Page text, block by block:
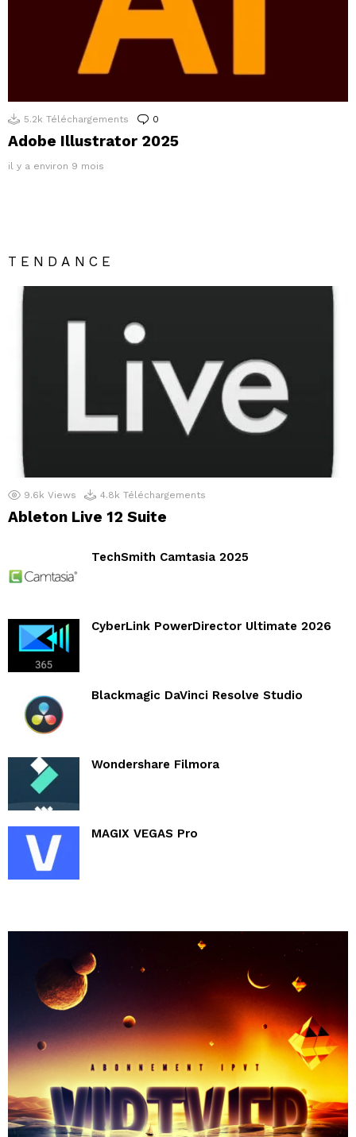
5.2k Téléchargements 0
Adobe Illustrator 2025
il y a environ 9 mois
TENDANCE
9.6k Views 4.8k Téléchargements
Ableton Live 12 Suite
TechSmith Camtasia 2025
CyberLink PowerDirector Ultimate 2026
Blackmagic DaVinci Resolve Studio
Wondershare Filmora
MAGIX VEGAS Pro